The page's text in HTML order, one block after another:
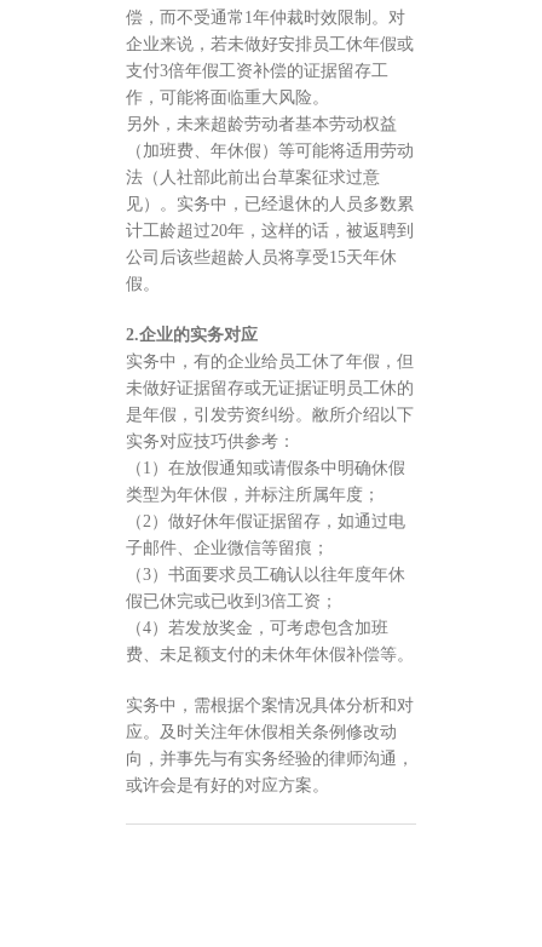
偿，而不受通常1年仲裁时效限制。对
企业来说，若未做好安排员工休年假或
支付3倍年假工资补偿的证据留存工
作，可能将面临重大风险。
另外，未来超龄劳动者基本劳动权益
（加班费、年休假）等可能将适用劳动
法（人社部此前出台草案征求过意
见）。实务中，已经退休的人员多数累
计工龄超过20年，这样的话，被返聘到
公司后该些超龄人员将享受15天年休
假。
2.企业的实务对应
实务中，有的企业给员工休了年假，但
未做好证据留存或无证据证明员工休的
是年假，引发劳资纠纷。敝所介绍以下
实务对应技巧供参考：
（1）在放假通知或请假条中明确休假
类型为年休假，并标注所属年度；
（2）做好休年假证据留存，如通过电
子邮件、企业微信等留痕；
（3）书面要求员工确认以往年度年休
假已休完或已收到3倍工资；
（4）若发放奖金，可考虑包含加班
费、未足额支付的未休年休假补偿等。
实务中，需根据个案情况具体分析和对
应。及时关注年休假相关条例修改动
向，并事先与有实务经验的律师沟通，
或许会是有好的对应方案。